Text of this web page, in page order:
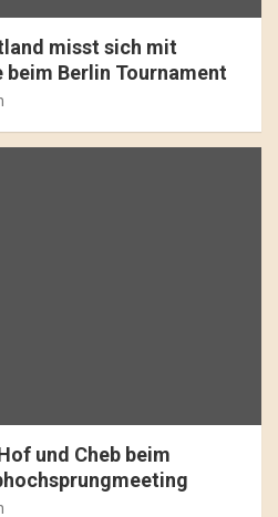
misst sich mit
Berlin Tournament
und Cheb beim